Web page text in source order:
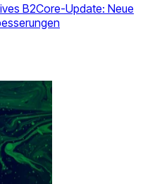
B2Core-Update: Neue